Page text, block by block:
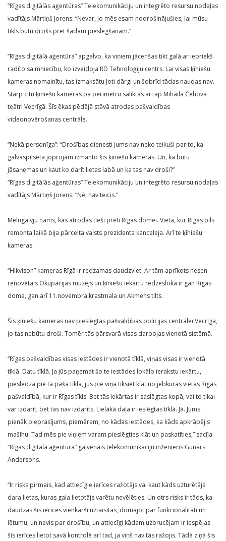
“Rīgas digitālās aģentūras” Telekomunikāciju un integrēto resursu nodaļas
vadītājs Mārtiņš Jorens: “Nevar, jo mēs esam nodrošinājušies, lai mūsu
tīkls būtu drošs pret šādām pieslēgšanām.”
“Rīgas digitālā aģentūra” apgalvo, ka viņiem jācenšas tikt galā ar iepriekš
radīto saimniecību, ko izveidoja RD Tehnoloģiju centrs. Lai visas ķīniešu
kameras nomainītu, tas izmaksātu ļoti dārgi un šobrīd tādas naudas nav.
Starp citu ķīniešu kameras pa perimetru saliktas arī ap Mihaila Čehova
teātri Vecrīgā. Šīs ēkas pēdējā stāvā atrodas pašvaldības
videonovērošanas centrāle.
“Nekā personīga”: “Drošības dienesti jums nav neko teikuši par to, ka
galvaspilsēta joprojām izmanto šīs ķīniešu kameras. Un, ka būtu
jāsaņemas un kaut ko darīt lietas labā un ka tas nav droši?”
“Rīgas digitālās aģentūras” Telekomunikāciju un integrēto resursu nodaļas
vadītājs Mārtiņš Jorens: “Nē, nav teicis.”
Melngalvju nams, kas atrodas tieši pretī Rīgas domei. Vieta, kur Rīgas pils
remonta laikā bija pārcelta valsts prezidenta kanceleja. Arī te ķīniešu
kameras.
“Hikvison” kameras Rīgā ir redzamas daudzviet. Ar tām aprīkots nesen
renovētais Okupācijas muzejs un ķīniešu iekārtu redzeslokā ir gan Rīgas
dome, gan arī 11.novembra krastmala un Akmens tilts.
Šīs ķīniešu kameras nav pieslēgtas pašvaldības policijas centrālei Vecrīgā,
jo tas nebūtu droši. Tomēr tās pārsvarā visas darbojas vienotā sistēmā.
“Rīgas pašvaldības visas iestādes ir vienotā tīklā, viņas visas ir vienotā
tīklā. Datu tīklā. Ja jūs paņemat šo te iestādes lokālo ierakstu iekārtu,
pieslēdza pie tā paša tīkla, jūs pie viņa tiksiet klāt no jebkuras vietas Rīgas
pašvaldībā, kur ir Rīgas tīkls. Bet tās iekārtas ir saslēgtas kopā, vai to tikai
var izdarīt, bet tas nav izdarīts. Lielākā daļa ir ieslēgtas tīklā. Jā. Jums
pienāk pieprasījums, piemēram, no kādas iestādes, ka kāds apkrāpējis
mašīnu. Tad mēs pie viņiem varam pieslēgties klāt un paskatīties,” sacīja
“Rīgas digitālā aģentūra” galvenais telekomunikāciju inženieris Gunārs
Andersons.
“Ir risks pirmais, kad attiecīgie ierīces ražotājs vai kaut kāds uzturētājs
dara lietas, kuras gala lietotājs varētu nevēlēties. Un otrs risks ir tāds, ka
daudzas šīs ierīces vienkārši uztaisītas, domājot par funkcionalitāti un
lētumu, un nevis par drošību, un attiecīgi kādam uzbrucējam ir iespējas
šīs ierīces lietot savā kontrolē arī tad, ja viņš nav tās ražojis. Tādā ziņā šis